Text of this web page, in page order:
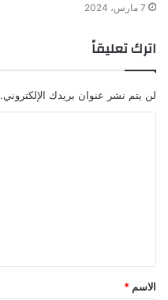
7 مارس، 2024
اترك تعليقاً
لن يتم نشر عنوان بريدك الإلكتروني.
الاسم *